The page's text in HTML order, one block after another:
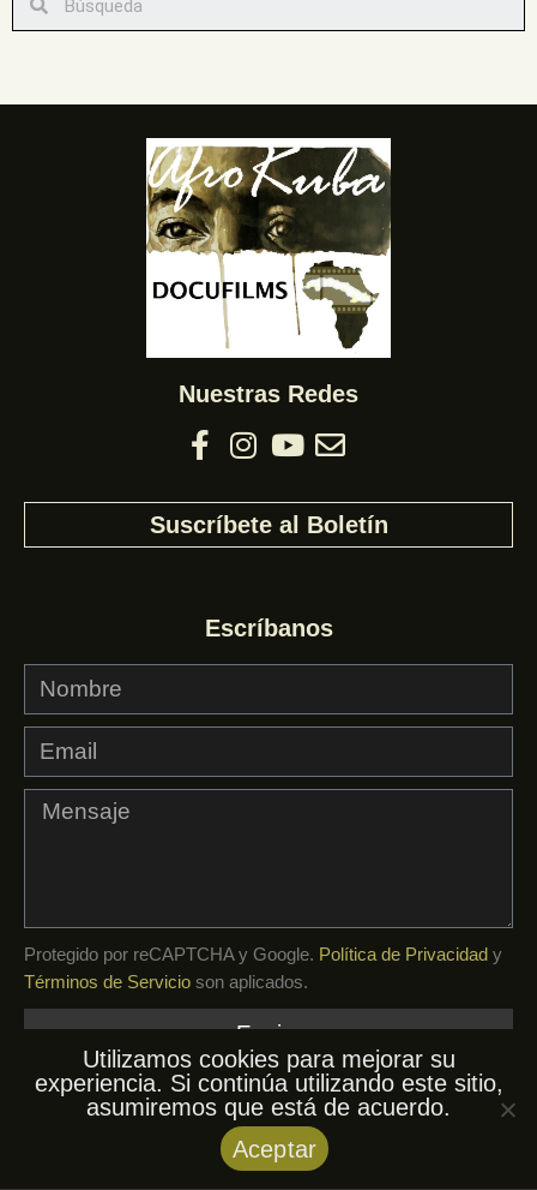
Nuestras Redes
Suscríbete al Boletín
Escríbanos
Protegido por reCAPTCHA y Google. Política de Privacidad y
Términos de Servicio son aplicados.
Enviar
© AfroKuba, 2026. Todos los derechos
reservados.
Utilizamos cookies para mejorar su
experiencia. Si continúa utilizando este sitio,
asumiremos que está de acuerdo.
Aceptar